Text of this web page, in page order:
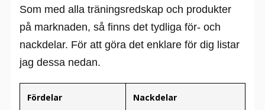
Som med alla träningsredskap och produkter
på marknaden, så finns det tydliga för- och
nackdelar. För att göra det enklare för dig listar
jag dessa nedan.
Fördelar Nackdelar